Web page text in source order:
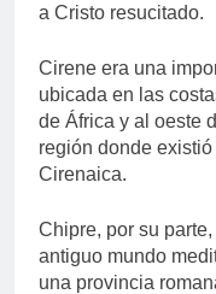
a Cristo resucitado.
Cirene era una
ubicada en las
de África y al oeste
región donde
Cirenaica.
Chipre, por su
antiguo mundo
una provincia